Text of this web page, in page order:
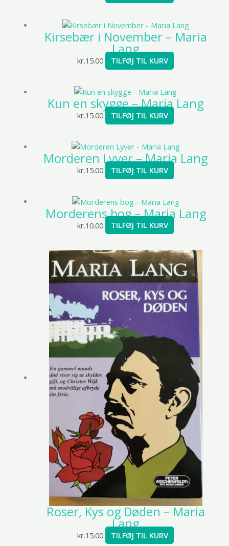
Kirsebær i November – Maria
Lang
kr.15.00 TILFØJ TIL KURV
Kun en skygge – Maria Lang
kr.15.00 TILFØJ TIL KURV
Morderen Lyver – Maria Lang
kr.15.00 TILFØJ TIL KURV
Morderens bog – Maria Lang
kr.10.00 TILFØJ TIL KURV
Roser, Kys og Døden – Maria
Lang
kr.15.00 TILFØJ TIL KURV